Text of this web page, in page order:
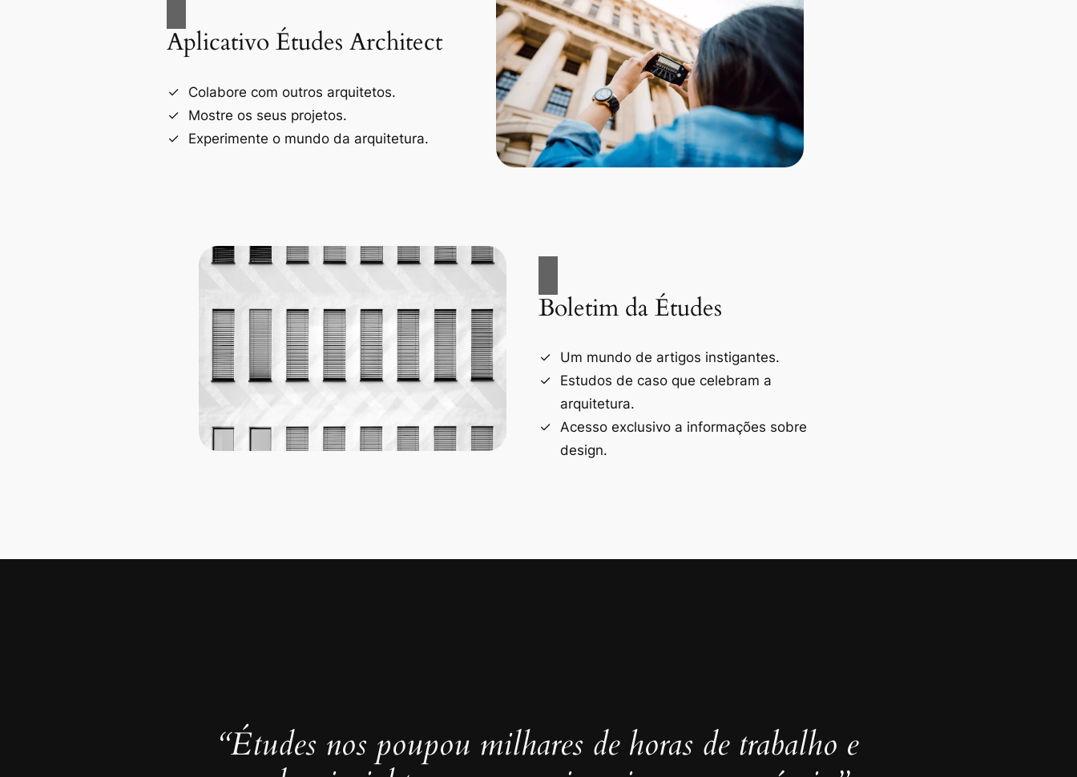
Aplicativo Études Architect
Colabore com outros arquitetos.
Mostre os seus projetos.
Experimente o mundo da arquitetura.
Boletim da Études
Um mundo de artigos instigantes.
Estudos de caso que celebram a
arquitetura.
Acesso exclusivo a informações sobre
design.
“Études nos poupou milhares de horas de trabalho e